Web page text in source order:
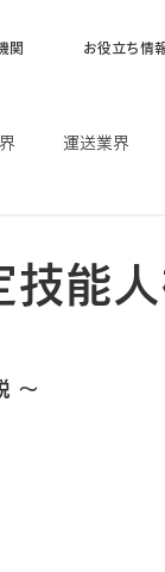
関 お役立ち情
運送業界
技能
〜